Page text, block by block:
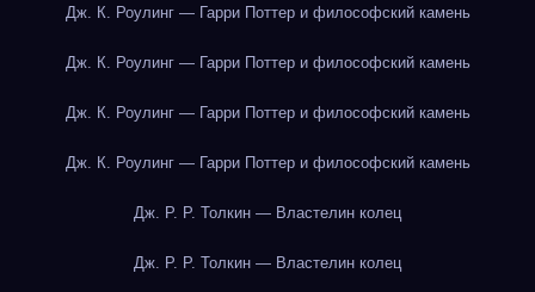
Дж. К. Роулинг — Гарри Поттер и философский камень
Дж. К. Роулинг — Гарри Поттер и философский камень
Дж. К. Роулинг — Гарри Поттер и философский камень
Дж. К. Роулинг — Гарри Поттер и философский камень
Дж. Р. Р. Толкин — Властелин колец
Дж. Р. Р. Толкин — Властелин колец